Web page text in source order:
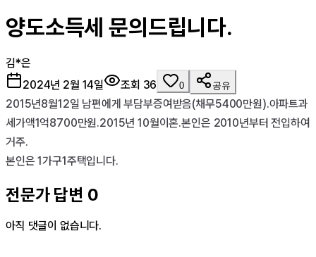
양도소득세 문의드립니다.
김*은
2024년 2월 14일
조회 36 0 공유
2015년8월12일 남편에게 부담부증여받음(채무5400만원).아파트과
세가액1억8700만원.2015년 10월이혼.본인은 2010년부터 전입하여
거주.
본인은 1가구1주택입니다.
전문가 답변 0
아직 댓글이 없습니다.